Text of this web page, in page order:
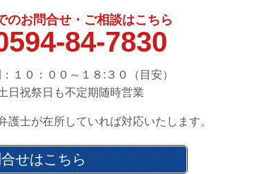
のお問合せ・ご相談はこちら
84-7830
１０：００～１８:３０（目安）
日祝祭日も不定期随時営業
護士が在所していれば対応いたします。
せはこちら